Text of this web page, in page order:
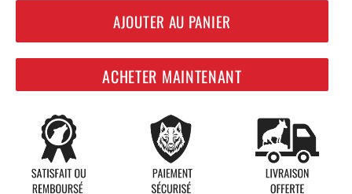
AJOUTER AU PANIER
ACHETER MAINTENANT